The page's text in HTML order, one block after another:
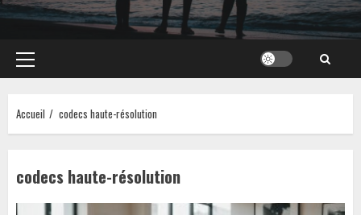
Menu
principal
Accueil codecs haute-résolution
codecs haute-résolution